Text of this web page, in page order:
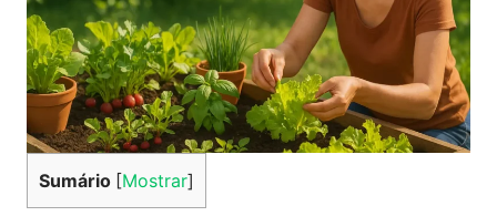
Sumário [Mostrar]